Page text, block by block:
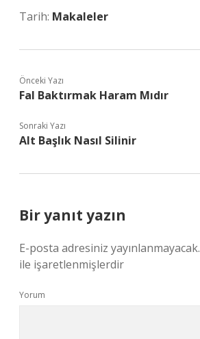
Tarih: Makaleler
Önceki Yazı
Fal Baktırmak Haram Mıdır
Sonraki Yazı
Alt Başlık Nasıl Silinir
Bir yanıt yazın
E-posta adresiniz yayınlanmayacak.
ile işaretlenmişlerdir
Yorum